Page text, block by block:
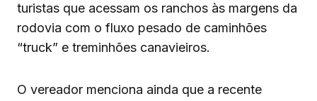
turistas que acessam os ranchos às margens da
rodovia com o fluxo pesado de caminhões
“truck” e treminhões canavieiros.
O vereador menciona ainda que a recente